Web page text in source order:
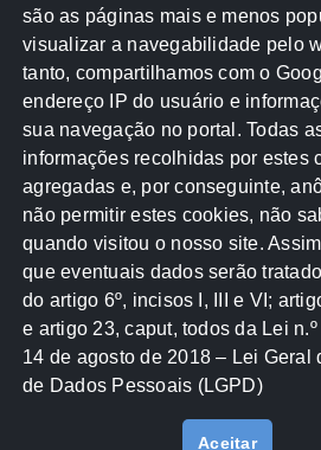
MPF Notícias PF
Receita Federal Sem categoria
TCE-MT TCU TRE
REDE NOS ESTADOS
Mato Grosso do Sul
Paraná
Nacional
Institucional
Notícias
são as páginas mais e menos
visualizar a navegabilidade pelo
tanto, compartilhamos com o
endereço IP do usuário e
sua navegação no portal. Todas
informações recolhidas por estes
agregadas e, por conseguinte,
não permitir estes cookies, não
quando visitou o nosso site.
que eventuais dados serão
do artigo 6º, incisos I, III e VI;
e artigo 23, caput, todos da Lei
14 de agosto de 2018 – Lei Geral
de Dados Pessoais (LGPD)
Aceitar